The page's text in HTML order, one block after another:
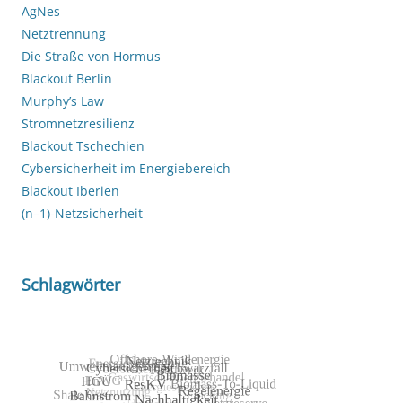
AgNes
Netztrennung
Die Straße von Hormus
Blackout Berlin
Murphy’s Law
Stromnetzresilienz
Blackout Tschechien
Cybersicherheit im Energiebereich
Blackout Iberien
(n–1)-Netzsicherheit
Schlagwörter